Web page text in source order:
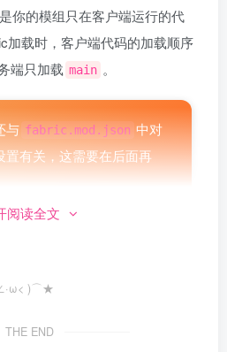
是你的模组只在客户端运行的代
加载时，客户端代码的加载顺序
端只加载 main 。
与 fabric.mod.json 中对
置有关，这需要在后面再
多数开发者的需要而分了
。在Minecraft Dev生成的模板项
阅读全文
)⌒★
THE END